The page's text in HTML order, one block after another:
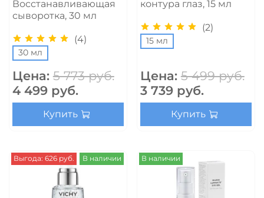
Восстанавливающая
сыворотка, 30 мл
(4)
30 мл
Цена: 5 773 руб.
4 499 руб.
Купить
контура глаз, 15 мл
(2)
15 мл
Цена: 5 499 руб.
3 739 руб.
Купить
Выгода: 626 руб. В наличии В наличии